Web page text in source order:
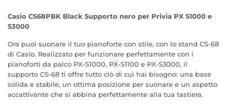
Casio CS68PBK Black Supporto nero per Privia PX S1000 e
S3000
Ora puoi suonare il tuo pianoforte con stile, con lo stand CS-68
di Casio. Realizzato per funzionare perfettamente con i
pianoforti da palco PX-S1000, PX-S1100 e PX-S3000, il
supporto CS-68 ti offre tutto ciò di cui hai bisogno: una base
solida e stabile, un ottima posizione per suonare e un aspetto
accattivante che si abbina perfettamente alla tua tastiera.